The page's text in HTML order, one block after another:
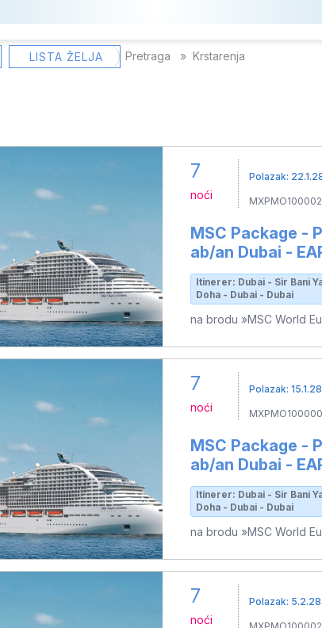
LISTA ŽELJA Pretraga Krstarenja
7
noći
MSC Package -
ab/an Dubai -
Itinerer: Dubai - Sir Bani
Doha - Dubai - Dubai
na brodu »MSC World
Polazak:
7
noći
MSC Package -
ab/an Dubai -
Itinerer: Dubai - Sir Bani
Doha - Dubai - Dubai
na brodu »MSC World
Polazak:
7
noći
Polazak: 5.2.28.